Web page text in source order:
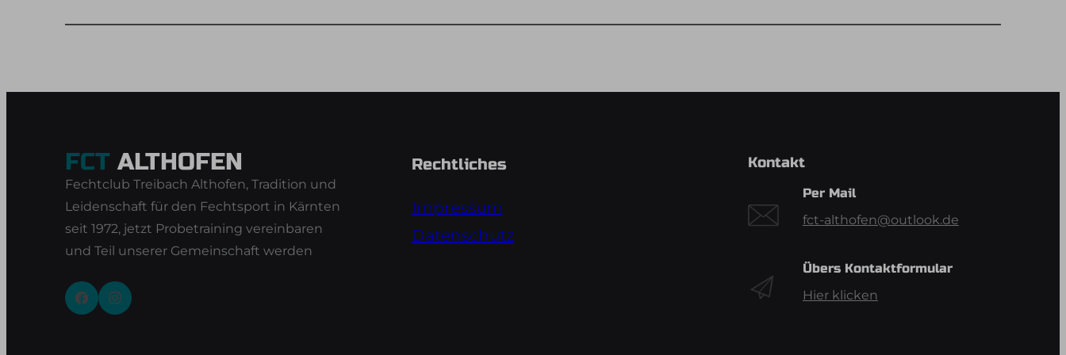
FCT ALTHOFEN
Fechtclub Treibach Althofen, Tradition und
Leidenschaft für den Fechtsport in Kärnten
seit 1972, jetzt Probetraining vereinbaren
und Teil unserer Gemeinschaft werden
Facebook Instagram
Rechtliches
Impressum
Datenschutz
Kontakt
Per Mail
fct-althofen@outlook.de
Übers Kontaktformular
Hier klicken